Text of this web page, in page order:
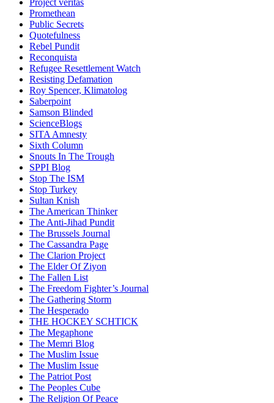
Project veritas
Promethean
Public Secrets
Quotefulness
Rebel Pundit
Reconquista
Refugee Resettlement Watch
Resisting Defamation
Roy Spencer, Klimatolog
Saberpoint
Samson Blinded
ScienceBlogs
SITA Amnesty
Sixth Column
Snouts In The Trough
SPPI Blog
Stop The ISM
Stop Turkey
Sultan Knish
The American Thinker
The Anti-Jihad Pundit
The Brussels Journal
The Cassandra Page
The Clarion Project
The Elder Of Ziyon
The Fallen List
The Freedom Fighter’s Journal
The Gathering Storm
The Hesperado
THE HOCKEY SCHTICK
The Megaphone
The Memri Blog
The Muslim Issue
The Muslim Issue
The Patriot Post
The Peoples Cube
The Religion Of Peace